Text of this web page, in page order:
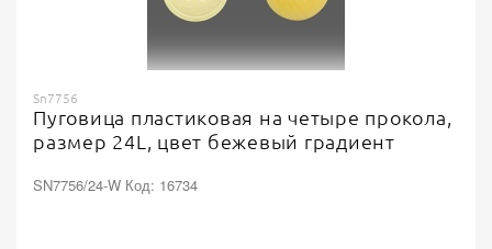
Sn7756
Пуговица пластиковая на четыре прокола,
размер 24L, цвет бежевый градиент
SN7756/24-W Код: 16734